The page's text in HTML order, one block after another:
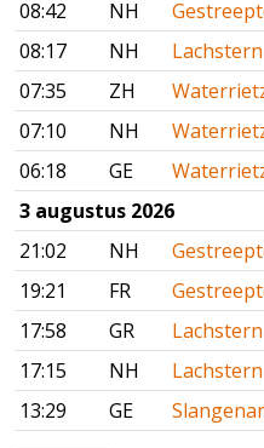
08:42
NH
08:17
NH
Lachstern
07:35
ZH
07:10
NH
06:18
GE
3 augustus 2026
21:02
NH
19:21
FR
17:58
GR
Lachstern
17:15
NH
Lachstern
13:29
GE